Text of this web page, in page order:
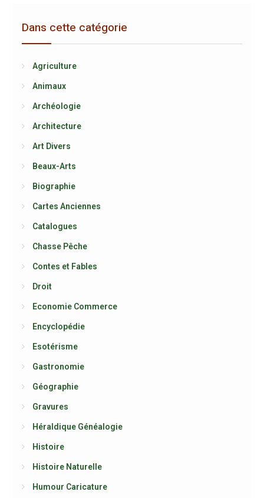
Dans cette catégorie
Agriculture
Animaux
Archéologie
Architecture
Art Divers
Beaux-Arts
Biographie
Cartes Anciennes
Catalogues
Chasse Pêche
Contes et Fables
Droit
Economie Commerce
Encyclopédie
Esotérisme
Gastronomie
Géographie
Gravures
Héraldique Généalogie
Histoire
Histoire Naturelle
Humour Caricature